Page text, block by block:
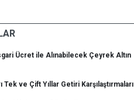
Ücret ile Alınabilecek Çeyrek Altın
Tek ve Çift Yıllar Getiri Karşılaştırmaları